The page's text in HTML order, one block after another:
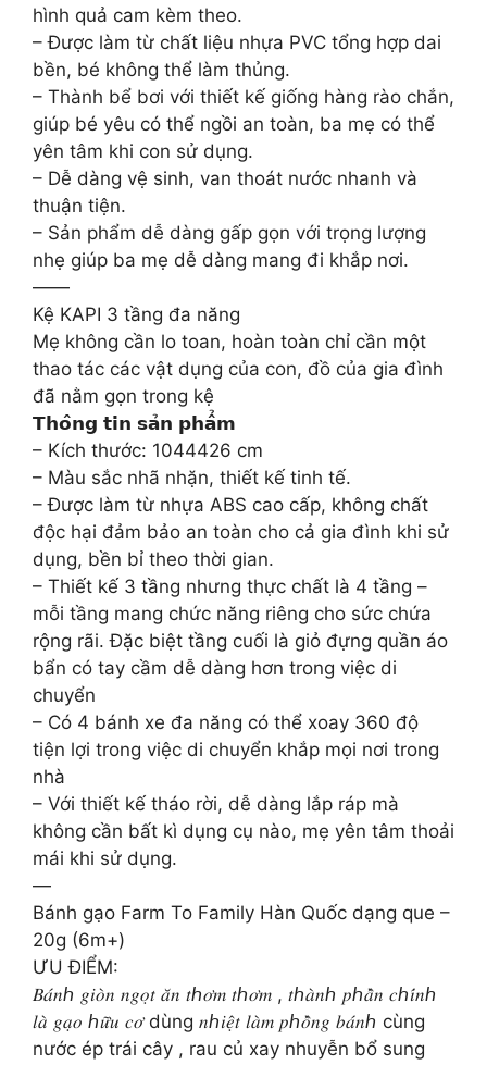
hình quả cam kèm theo.
– Được làm từ chất liệu nhựa PVC tổng hợp dai
bền, bé không thể làm thủng.
– Thành bể bơi với thiết kế giống hàng rào chắn,
giúp bé yêu có thể ngồi an toàn, ba mẹ có thể
yên tâm khi con sử dụng.
– Dễ dàng vệ sinh, van thoát nước nhanh và
thuận tiện.
– Sản phẩm dễ dàng gấp gọn với trọng lượng
nhẹ giúp ba mẹ dễ dàng mang đi khắp nơi.
——
Kệ KAPI 3 tầng đa năng
Mẹ không cần lo toan, hoàn toàn chỉ cần một
thao tác các vật dụng của con, đồ của gia đình
đã nằm gọn trong kệ
𝗧𝗵𝗼̂𝗻𝗴 𝘁𝗶𝗻 𝘀𝗮̉𝗻 𝗽𝗵𝗮̂̉𝗺
– Kích thước: 1044426 cm
– Màu sắc nhã nhặn, thiết kế tinh tế.
– Được làm từ nhựa ABS cao cấp, không chất
độc hại đảm bảo an toàn cho cả gia đình khi sử
dụng, bền bỉ theo thời gian.
– Thiết kế 3 tầng nhưng thực chất là 4 tầng –
mỗi tầng mang chức năng riêng cho sức chứa
rộng rãi. Đặc biệt tầng cuối là giỏ đựng quần áo
bẩn có tay cầm dễ dàng hơn trong việc di
chuyển
– Có 4 bánh xe đa năng có thể xoay 360 độ
tiện lợi trong việc di chuyển khắp mọi nơi trong
nhà
– Với thiết kế tháo rời, dễ dàng lắp ráp mà
không cần bất kì dụng cụ nào, mẹ yên tâm thoải
mái khi sử dụng.
—
Bánh gạo Farm To Family Hàn Quốc dạng que –
20g (6m+)
ƯU ĐIỂM:
𝐵𝑎́𝑛ℎ 𝑔𝑖𝑜̀𝑛 𝑛𝑔𝑜̣𝑡 𝑎̆𝑛 𝑡ℎ𝑜̛𝑚 𝑡ℎ𝑜̛𝑚 , 𝑡ℎ𝑎̀𝑛ℎ 𝑝ℎ𝑎̂̀𝑛 𝑐ℎ𝑖́𝑛ℎ
𝑙𝑎̀ 𝑔𝑎̣𝑜 ℎ𝑢̛̃𝑢 𝑐𝑜̛ dùng 𝑛ℎ𝑖𝑒̣̂𝑡 𝑙𝑎̀𝑚 𝑝ℎ𝑜̂̀𝑛𝑔 𝑏𝑎́𝑛ℎ cùng
nước ép trái cây , rau củ xay nhuyễn bổ sung